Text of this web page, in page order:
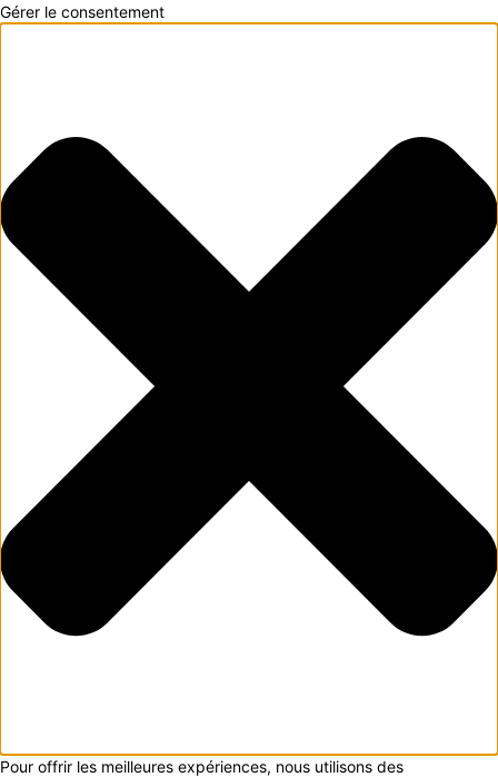
Gérer le consentement
Pour offrir les meilleures expériences, nous utilisons des